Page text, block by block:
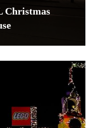
Christmas